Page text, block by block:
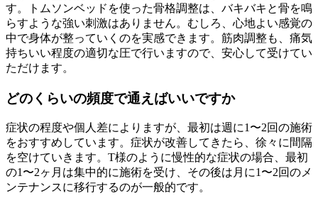
す。トムソンベッドを使った骨格調整は、バキバキと骨を鳴
らすような強い刺激はありません。むしろ、心地よい感覚の
中で身体が整っていくのを実感できます。筋肉調整も、痛気
持ちいい程度の適切な圧で行いますので、安心して受けてい
ただけます。
どのくらいの頻度で通えばいいですか
症状の程度や個人差によりますが、最初は週に1〜2回の施術
をおすすめしています。症状が改善してきたら、徐々に間隔
を空けていきます。T様のように慢性的な症状の場合、最初
の1〜2ヶ月は集中的に施術を受け、その後は月に1〜2回のメ
ンテナンスに移行するのが一般的です。